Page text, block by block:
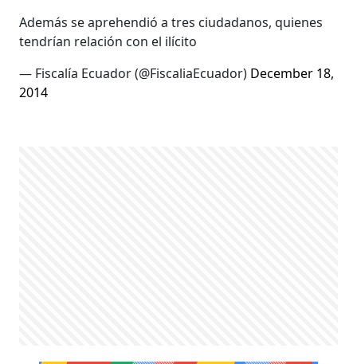
Además se aprehendió a tres ciudadanos, quienes
tendrían relación con el ilícito
— Fiscalía Ecuador (@FiscaliaEcuador) December 18,
2014